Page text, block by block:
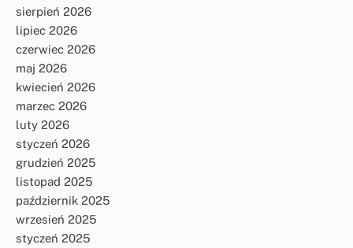
sierpień 2026
lipiec 2026
czerwiec 2026
maj 2026
kwiecień 2026
marzec 2026
luty 2026
styczeń 2026
grudzień 2025
listopad 2025
październik 2025
wrzesień 2025
styczeń 2025